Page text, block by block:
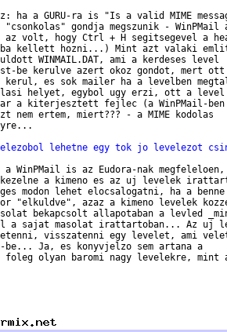
ha a GURU-ra is "Is a valid MIME
gondja megszunik -
az volt, hogy Ctrl + H segitsegevel a
kellett hozni...) Mint azt valaki
WINMAIL.DAT, ami a kerdeses level
be kerulve azert okoz gondot, mert
es sok mailer ha a levelben
helyet, egybol ugy erzi, ott a
a kiterjesztett fejlec (a WinPMail-
nem ertem, miert??? - a MIME kodolas
lehetne egy tok jo levelezot
a WinPMail is az Eudora-nak
kezelne a kimeno es az uj levelek
modon lehet elocsalogatni, ha a
"elkuldve", azaz a kimeno levelek
bekapcsolt allapotaban a levled
a sajat masolat irattartoban... Az uj
betenni, visszatenni egy levelet, ami
be... Ja, es konyvjelzo sem artana a
foleg olyan baromi nagy levelekre, mint